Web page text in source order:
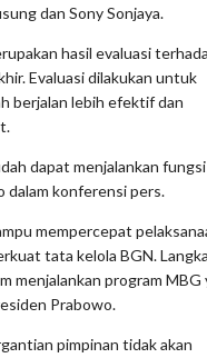
dan Sony Sonjaya.
hasil evaluasi
Evaluasi dilakukan untuk
berjalan lebih efektif dan
dapat menjalankan
dalam konferensi pers.
mempercepat
tata kelola BGN.
menjalankan program MBG
Prabowo.
pimpinan tidak akan